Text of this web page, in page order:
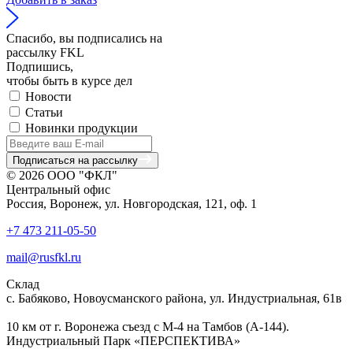
Спасибо, вы подписались на
рассылку FKL
Подпишись,
чтобы быть в курсе дел
Новости
Статьи
Новинки продукции
Подписаться на рассылку
© 2026 ООО "ФКЛ"
Центральный офис
Россия, Воронеж, ул. Новгородская, 121, оф. 1
+7 473 211-05-50
mail@rusfkl.ru
Склад
с. Бабяково, Новоусманского района, ул. Индустриальная, 61в
10 км от г. Воронежа съезд с М-4 на Тамбов (А-144).
Индустриальный Парк «ПЕРСПЕКТИВА»